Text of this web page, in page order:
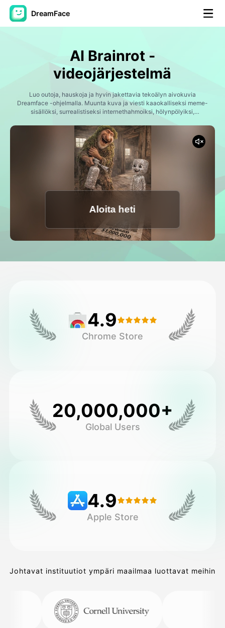
DreamFace
Avatar-video
Video
Kuvaus ▼
Näytä kaikki työkalut
Avatar-video
▼
Muut työkalut
AI Brainrot -
videojärjestelmä
Luo outoja, hauskoja ja hyvin jakettavia tekoälyn aivokuvia
Dreamface -ohjelmalla. Muunta kuva ja viesti kaaokalliseksi meme-
sisällöksi, surrealistiseksi internethahmoiksi, hölynpölyiksi,
median videoiksi, jotka ovat innoittaneet viimeisiä
aivokuumuutuksia.
Aloita heti
4.9
Chrome Store
20,000,000+
Global Users
4.9
Apple Store
Johtavat instituutiot ympäri maailmaa luottavat meihin